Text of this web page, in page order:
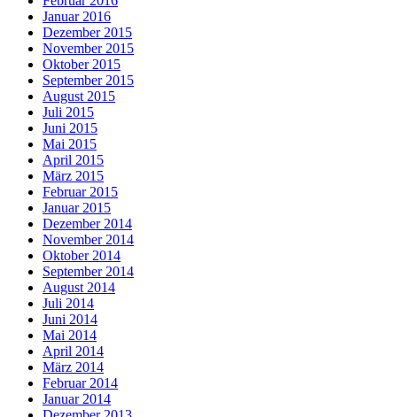
Januar 2016
Dezember 2015
November 2015
Oktober 2015
September 2015
August 2015
Juli 2015
Juni 2015
Mai 2015
April 2015
März 2015
Februar 2015
Januar 2015
Dezember 2014
November 2014
Oktober 2014
September 2014
August 2014
Juli 2014
Juni 2014
Mai 2014
April 2014
März 2014
Februar 2014
Januar 2014